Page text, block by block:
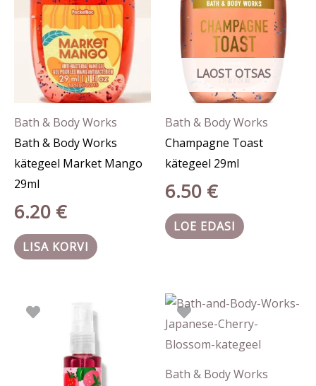
Bath & Body Works
Bath & Body Works
kätegeel Market Mango
29ml
6.20 €
LISA KORVI
LAOST OTSAS
Bath & Body Works
Champagne Toast
kätegeel 29ml
6.50 €
LOE EDASI
7.90 €.
Bath & Body Works